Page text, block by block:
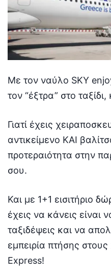
Με τον ναύλο SKY
τον “έξτρα” στο
Γιατί έχεις
αντικείμενο ΚΑΙ
προτεραιότητα στην
σου.
Και με 1+1 εισιτήριο
έχεις να κάνεις είναι
ταξιδέψεις και να
εμπειρία πτήσης
Express!